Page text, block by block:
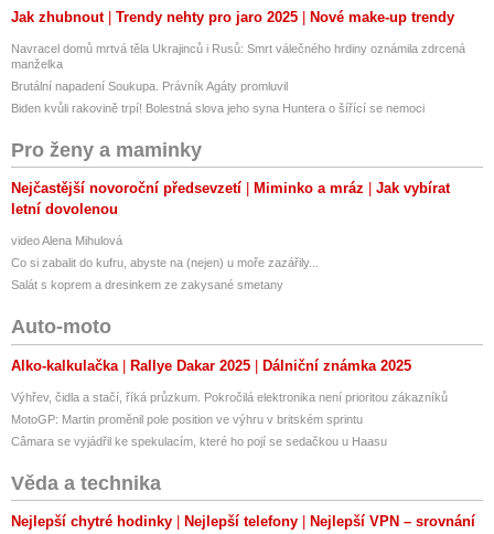
Jak zhubnout Trendy nehty pro jaro 2025 Nové make-up trendy
Navracel domů mrtvá těla Ukrajinců i Rusů: Smrt válečného hrdiny oznámila zdrcená
manželka
Brutální napadení Soukupa. Právník Agáty promluvil
Biden kvůli rakovině trpí! Bolestná slova jeho syna Huntera o šířící se nemoci
Pro ženy a maminky
Nejčastější novoroční předsevzetí Miminko a mráz
Jak vybírat
letní dovolenou
video Alena Mihulová
Co si zabalit do kufru, abyste na (nejen) u moře zazářily...
Salát s koprem a dresinkem ze zakysané smetany
Auto-moto
Alko-kalkulačka Rallye Dakar 2025 Dálniční známka 2025
Výhřev, čidla a stačí, říká průzkum. Pokročilá elektronika není prioritou zákazníků
MotoGP: Martin proměnil pole position ve výhru v britském sprintu
Câmara se vyjádřil ke spekulacím, které ho pojí se sedačkou u Haasu
Věda a technika
Nejlepší chytré hodinky Nejlepší telefony Nejlepší VPN – srovnání